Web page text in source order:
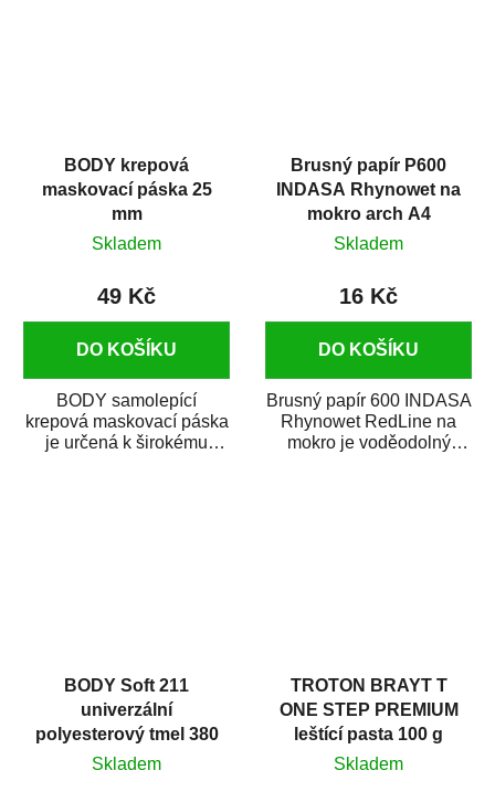
BODY krepová
maskovací páska 25
mm
Skladem
49 Kč
DO KOŠÍKU
BODY samolepící
krepová maskovací páska
je určená k širokému
Brusný papír P600
INDASA Rhynowet na
mokro arch A4
Skladem
16 Kč
DO KOŠÍKU
Brusný papír 600 INDASA
Rhynowet RedLine na
mokro je voděodolný
BODY Soft 211
univerzální
polyesterový tmel 380
g
Skladem
TROTON BRAYT T
ONE STEP PREMIUM
leštící pasta 100 g
Skladem